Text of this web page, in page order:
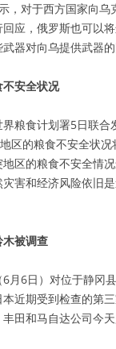
，对于西方国家向乌
应，俄罗斯也可以
器对向乌提供武器的
安全状况
粮食计划署5日联合
区的粮食不安全状
区的粮食不安全情
害和经济风险依旧
被调查
月6日）对位于静冈
近期受到检查的第
田和马自达公司今